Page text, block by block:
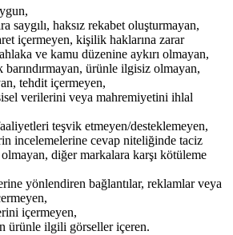
saygılı, haksız rekabet oluşturmayan,
içermeyen, kişilik haklarına zarar
ve kamu düzenine aykırı olmayan,
ürünle ilgisiz olmayan,
tehdit içermeyen,
verilerini veya mahremiyetini ihlal
teşvik etmeyen/desteklemeyen,
incelemelerine cevap niteliğinde taciz
diğer markalara karşı kötüleme
yönlendiren bağlantılar, reklamlar veya
içermeyen,
ürünle ilgili görseller içeren.